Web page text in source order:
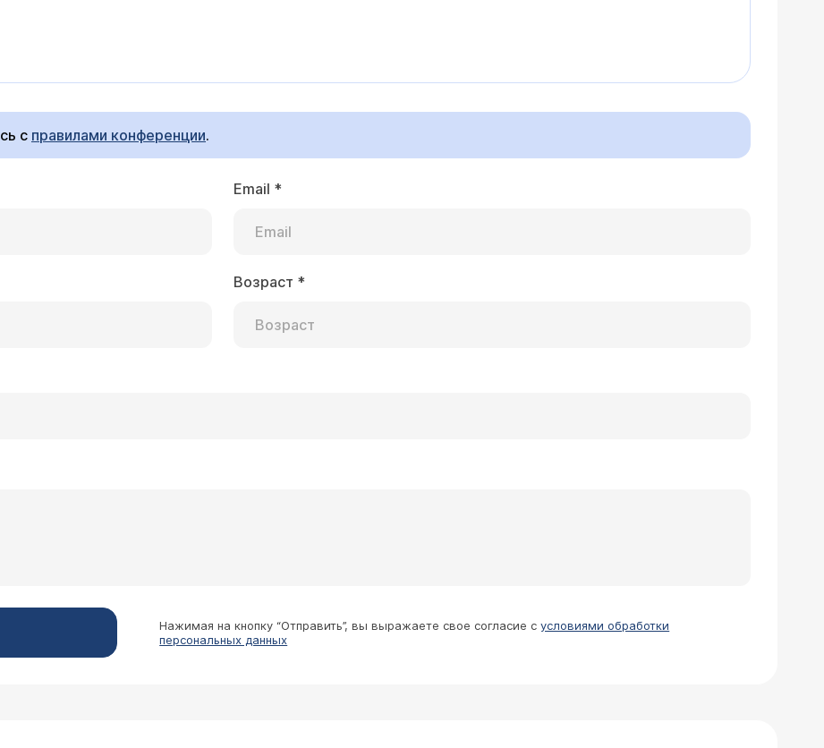
с правилами конференции.
Email *
Возраст *
Нажимая на кнопку “Отправить”, вы выражаете свое согласие сусловиями обработки
персональных данных